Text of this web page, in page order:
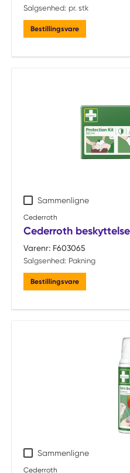
Salgsenhed: pr. stk
Bestillingsvare
Sammenligne
Cederroth
Cederroth
Varenr: F603065
Salgsenhed: Pakning
Bestillingsvare
Sammenligne
Cederroth